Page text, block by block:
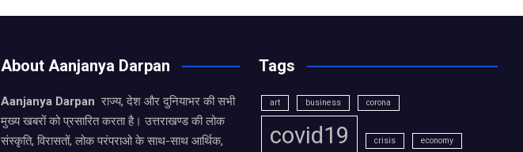
About Aanjanya Darpan
Aanjanya Darpan राज्य, देश और दुनियाभर की सभी
मुख्य खबरों को प्रसारित करता है। उत्तराखण्ड की लोक
संस्कृति, विरासतों, लोक परंपराओ के साथ-साथ आर्थिक,
Tags
art business corona
covid19 crisis economy